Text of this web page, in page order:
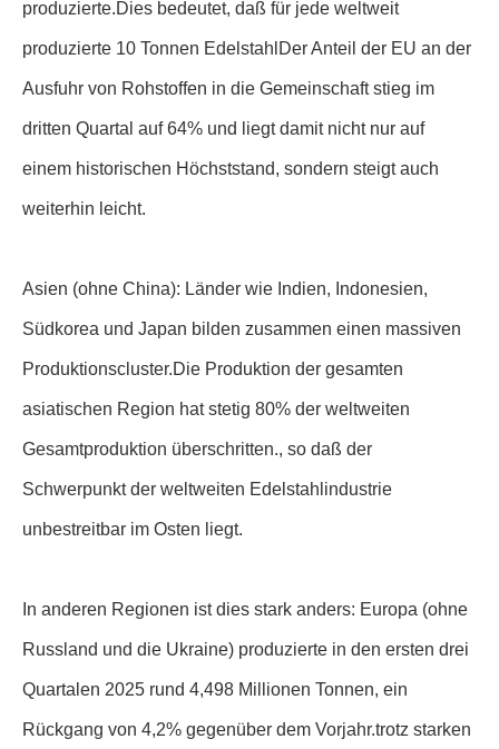
produzierte.Dies bedeutet, daß für jede weltweit
produzierte 10 Tonnen EdelstahlDer Anteil der EU an der
Ausfuhr von Rohstoffen in die Gemeinschaft stieg im
dritten Quartal auf 64% und liegt damit nicht nur auf
einem historischen Höchststand, sondern steigt auch
weiterhin leicht.
Asien (ohne China): Länder wie Indien, Indonesien,
Südkorea und Japan bilden zusammen einen massiven
Produktionscluster.Die Produktion der gesamten
asiatischen Region hat stetig 80% der weltweiten
Gesamtproduktion überschritten., so daß der
Schwerpunkt der weltweiten Edelstahlindustrie
unbestreitbar im Osten liegt.
In anderen Regionen ist dies stark anders: Europa (ohne
Russland und die Ukraine) produzierte in den ersten drei
Quartalen 2025 rund 4,498 Millionen Tonnen, ein
Rückgang von 4,2% gegenüber dem Vorjahr.trotz starken